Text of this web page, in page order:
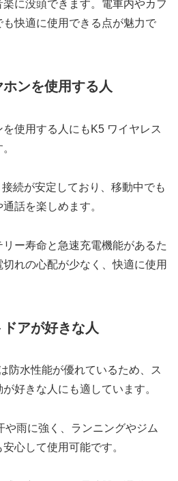
に没頭できます。電車内やカフ
快適に使用できる点が魅力で
ンを使用する人
使用する人にもK5 ワイヤレス
続が安定しており、移動中でも
話を楽しめます。
ー寿命と急速充電機能があるた
れの心配が少なく、快適に使用
アが好きな人
防水性能が優れているため、ス
好きな人にも適しています。
や雨に強く、ランニングやジム
心して使用可能です。